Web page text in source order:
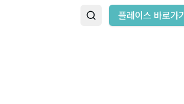
플레이스 바로가기